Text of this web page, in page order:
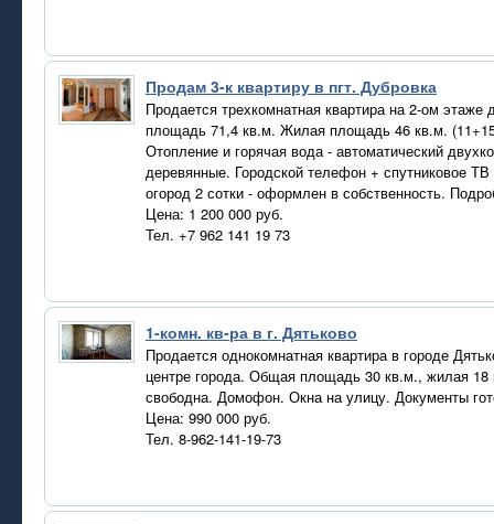
Продам 3-к квартиру в пгт. Дубровка
Продается трехкомнатная квартира на 2-ом
площадь 71,4 кв.м. Жилая площадь 46 кв.м.
Отопление и горячая вода - автоматический
деревянные. Городской телефон + спутниковое
огород 2 сотки - оформлен в собственность.
Цена: 1 200 000 руб.
Тел. +7 962 141 19 73
1-комн. кв-ра в г. Дятьково
Продается однокомнатная квартира в городе
центре города. Общая площадь 30 кв.м., жилая
свободна. Домофон. Окна на улицу. Документы
Цена: 990 000 руб.
Тел. 8-962-141-19-73